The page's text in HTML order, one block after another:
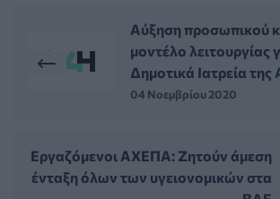
Αύξηση προσωπικού
μοντέλο λειτουργίας
Δημοτικά Ιατρεία της
04 Νοεμβρίου 2020
Εργαζόμενοι ΑΧΕΠΑ: Ζητούν άμεση
ένταξη όλων των υγειονομικών στα